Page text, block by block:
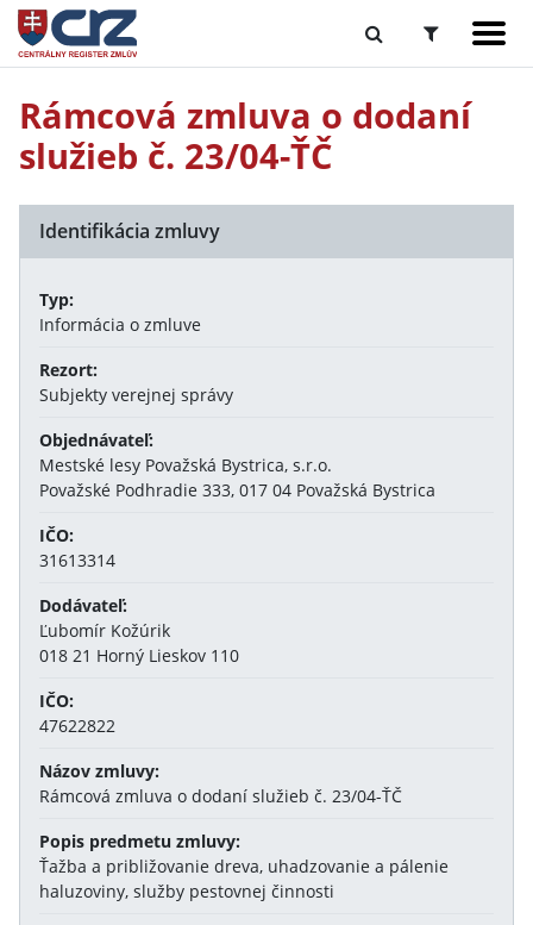
Rámcová zmluva o dodaní
služieb č. 23/04-ŤČ
Identifikácia zmluvy
Typ:
Informácia o zmluve
Rezort:
Subjekty verejnej správy
Objednávateľ:
Mestské lesy Považská Bystrica, s.r.o.
Považské Podhradie 333, 017 04 Považská Bystrica
IČO:
31613314
Dodávateľ:
Ľubomír Kožúrik
018 21 Horný Lieskov 110
IČO:
47622822
Názov zmluvy:
Rámcová zmluva o dodaní služieb č. 23/04-ŤČ
Popis predmetu zmluvy:
Ťažba a približovanie dreva, uhadzovanie a pálenie
haluzoviny, služby pestovnej činnosti